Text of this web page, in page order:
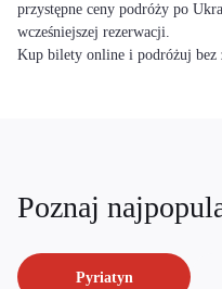
przystępne ceny podróży po
wcześniejszej rezerwacji.
Kup bilety online i podróżuj bez
Poznaj
Pyriatyn